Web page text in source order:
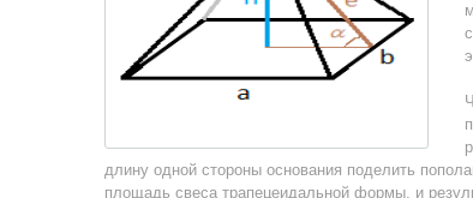
длину одной стороны основания поделить
площадь свеса трапецеидальной формы, и